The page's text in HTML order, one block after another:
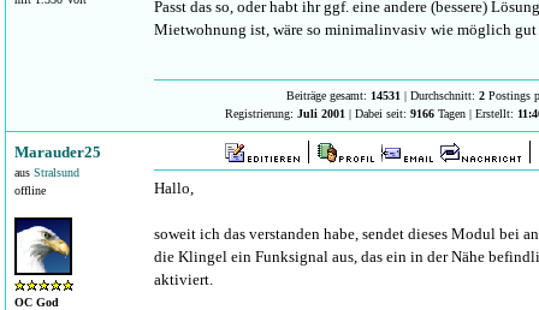
Passt das so, oder habt ihr ggf. eine andere (bessere)
Mietwohnung ist, wäre so minimalinvasiv wie möglich gut
Beiträge gesamt: 14531 | Durchschnitt: 2 Postings
Registrierung: Juli 2001 | Dabei seit: 9166 Tagen | Erstellt:
Marauder25
aus Stralsund
offline
OC God
Hallo,
soweit ich das verstanden habe, sendet dieses Modul bei
die Klingel ein Funksignal aus, das ein in der Nähe
aktiviert.